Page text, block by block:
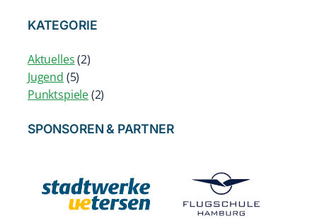
KATEGORIE
Aktuelles(2)
Jugend (5)
Punktspiele(2)
SPONSOREN & PARTNER